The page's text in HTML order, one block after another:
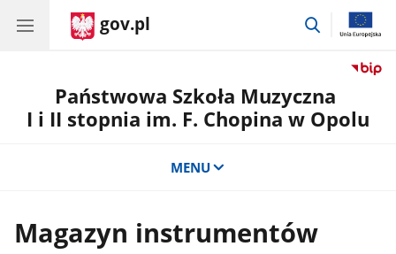
gov.pl
przejdź
Państwowa Szkoła Muzyczna
I i II stopnia im. F. Chopina w Opolu
MENU
Magazyn instrumentów